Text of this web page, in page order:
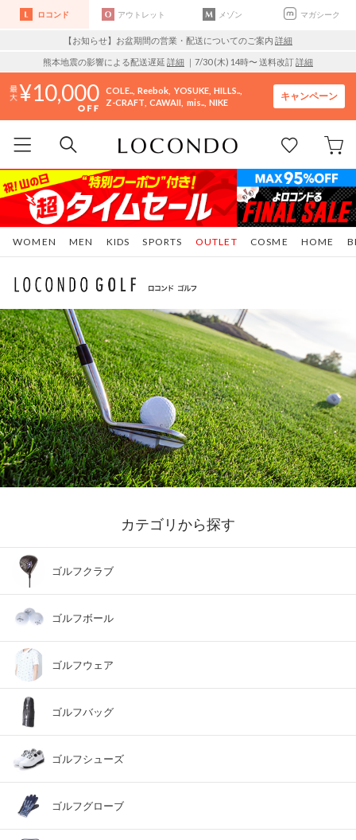
ロコンド アウトレット メゾン マガシーク
【お知らせ】お盆期間の営業・配送についてのご案内 詳細
熊本地震の影響による配送遅延 詳細 ｜7/30 (木) 14時〜 送料改訂詳細
10,000 COLE.. Reebok YOSUKE HILLS..
Z-CRAFT CAWAII mis.. NIKE
キャンペーン
WOMEN MEN KIDS SPORTS COSME HOME
OUTLET
カテゴリから探す
ゴルフクラブ
ゴルフボール
ゴルフウェア
ゴルフバッグ
ゴルフシューズ
ゴルフグローブ